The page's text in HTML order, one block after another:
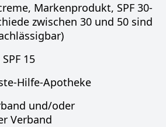
Markenprodukt, SPF 30-
zwischen 30 und 50 sind
15
Hilfe-Apotheke
und/oder
Verband